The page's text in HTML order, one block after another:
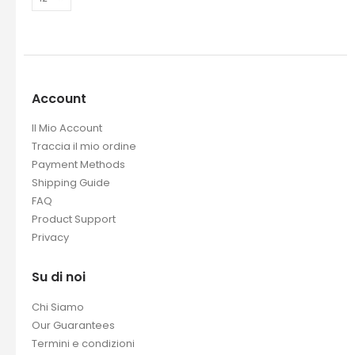
Account
Il Mio Account
Traccia il mio ordine
Payment Methods
Shipping Guide
FAQ
Product Support
Privacy
Su di noi
Chi Siamo
Our Guarantees
Termini e condizioni